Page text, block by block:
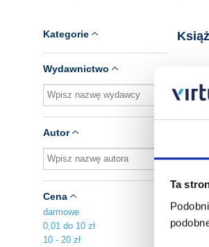
Ta
Kategorie
Wydawnictwo
Autor
Cena
darmowe
0,01 do 10 zł
10 - 20 zł